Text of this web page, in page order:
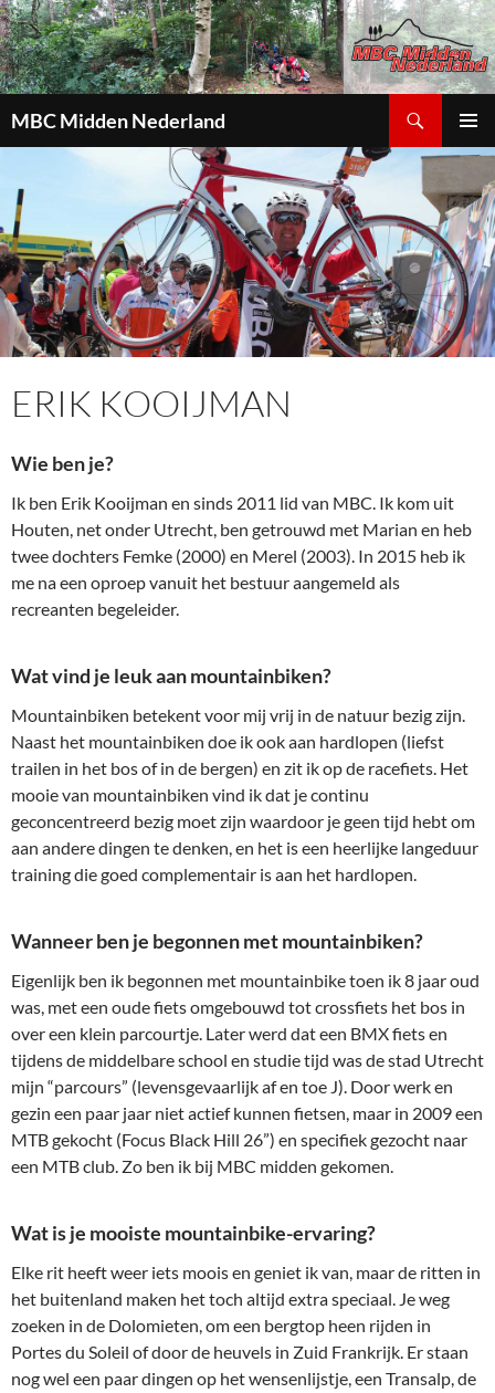
MBC Midden Nederland
DE
INHOUD
ERIK KOOIJMAN
Wie ben je?
Ik ben Erik Kooijman en sinds 2011 lid van MBC. Ik kom uit
Houten, net onder Utrecht, ben getrouwd met Marian en heb
twee dochters Femke (2000) en Merel (2003). In 2015 heb ik
me na een oproep vanuit het bestuur aangemeld als
recreanten begeleider.
Wat vind je leuk aan mountainbiken?
Mountainbiken betekent voor mij vrij in de natuur bezig zijn.
Naast het mountainbiken doe ik ook aan hardlopen (liefst
trailen in het bos of in de bergen) en zit ik op de racefiets. Het
mooie van mountainbiken vind ik dat je continu
geconcentreerd bezig moet zijn waardoor je geen tijd hebt om
aan andere dingen te denken, en het is een heerlijke langeduur
training die goed complementair is aan het hardlopen.
Wanneer ben je begonnen met mountainbiken?
Eigenlijk ben ik begonnen met mountainbike toen ik 8 jaar oud
was, met een oude fiets omgebouwd tot crossfiets het bos in
over een klein parcourtje. Later werd dat een BMX fiets en
tijdens de middelbare school en studie tijd was de stad Utrecht
mijn “parcours” (levensgevaarlijk af en toe J). Door werk en
gezin een paar jaar niet actief kunnen fietsen, maar in 2009 een
MTB gekocht (Focus Black Hill 26”) en specifiek gezocht naar
een MTB club. Zo ben ik bij MBC midden gekomen.
Wat is je mooiste mountainbike-ervaring?
Elke rit heeft weer iets moois en geniet ik van, maar de ritten in
het buitenland maken het toch altijd extra speciaal. Je weg
zoeken in de Dolomieten, om een bergtop heen rijden in
Portes du Soleil of door de heuvels in Zuid Frankrijk. Er staan
nog wel een paar dingen op het wensenlijstje, een Transalp, de